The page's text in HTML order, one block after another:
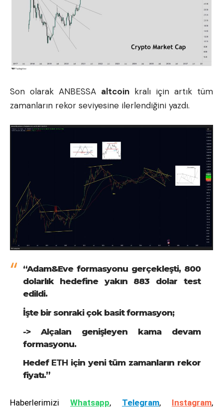
Son olarak ANBESSA altcoin kralı için artık tüm
zamanların rekor seviyesine ilerlendiğini yazdı.
“Adam&Eve formasyonu gerçekleşti, 800
dolarlık hedefine yakın 883 dolar test
edildi.
İşte bir sonraki çok basit formasyon;
-> Alçalan genişleyen kama devam
formasyonu.
Hedef ETH için yeni tüm zamanların rekor
fiyatı.”
Haberlerimizi Whatsapp, Telegram, Instagram,